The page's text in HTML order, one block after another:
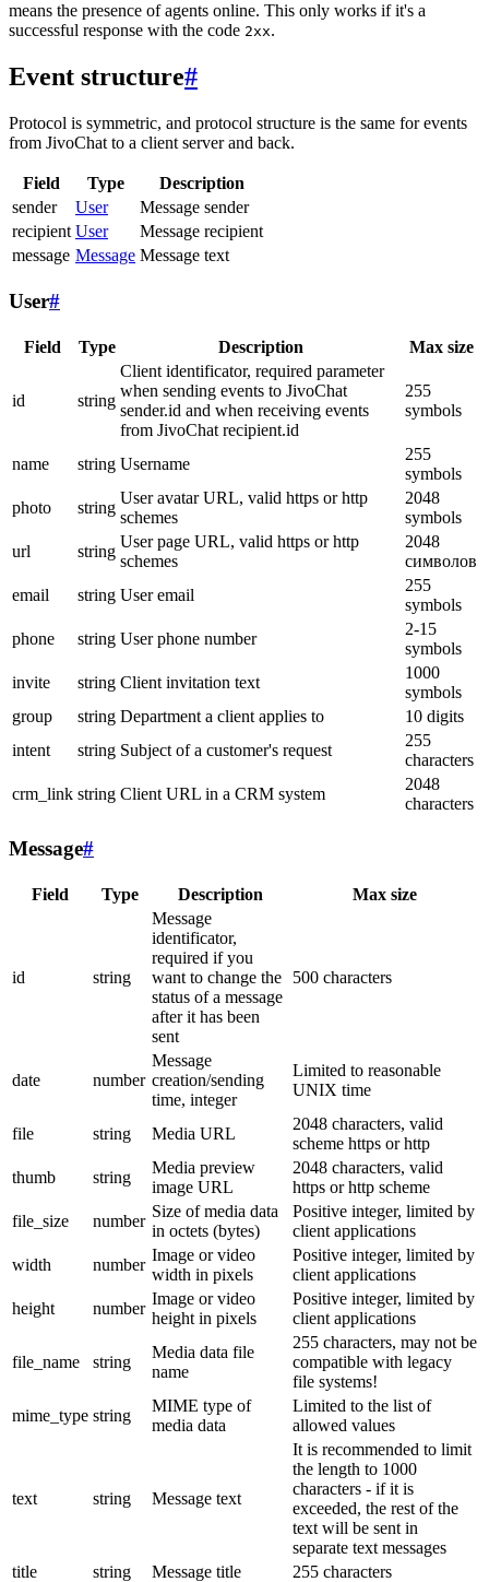
means the presence of agents online. This only works if it's a
successful response with the code 2xx.
Event structure#
Protocol is symmetric, and protocol structure is the same for events
from JivoChat to a client server and back.
Field Type
Description
sender
User
Message sender
recipient User
Message recipient
message Message Message text
User#
Field Type Description Max size
id string
Client identificator, required parameter
when sending events to JivoChat
sender.id and when receiving events
from JivoChat recipient.id
255
symbols
name string Username
255
symbols
photo
string
User avatar URL, valid https or http
schemes
2048
symbols
url
string
User page URL, valid https or http
schemes
2048
символов
email
string User email
255
symbols
phone
string User phone number
2-15
symbols
invite
string Client invitation text
1000
symbols
group
string Department a client applies to
10 digits
intent
string Subject of a customer's request
255
characters
crm_link string Client URL in a CRM system
2048
characters
Message#
Field Type Description Max size
id string
Message
identificator,
required if you
want to change the
status of a message
after it has been
sent
500 characters
date number
Message
creation/sending
time, integer
Limited to reasonable
UNIX time
file string Media URL
2048 characters, valid
scheme https or http
thumb
string
Media preview
image URL
2048 characters, valid
https or http scheme
file_size
number
Size of media data
in octets (bytes)
Positive integer, limited by
client applications
width
number
Image or video
width in pixels
Positive integer, limited by
client applications
height
number
Image or video
height in pixels
Positive integer, limited by
client applications
file_name string
Media data file
name
255 characters, may not be
compatible with legacy
file systems!
mime_type string
MIME type of
media data
Limited to the list of
allowed values
text string Message text
It is recommended to limit
the length to 1000
characters - if it is
exceeded, the rest of the
text will be sent in
separate text messages
title
string Message title
255 characters